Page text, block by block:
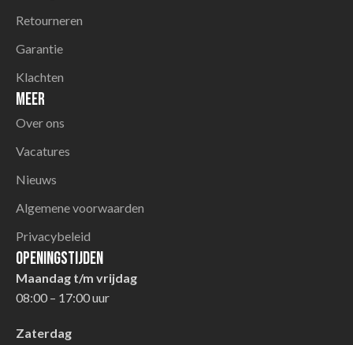
Retourneren
Garantie
Klachten
Meer
Over ons
Vacatures
Nieuws
Algemene voorwaarden
Privacybeleid
Openingstijden
Maandag t/m vrijdag
08:00 – 17:00 uur
Zaterdag